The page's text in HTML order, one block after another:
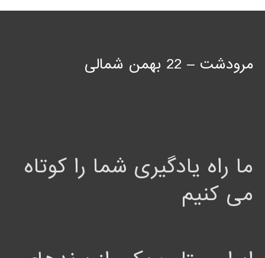
مرودشت – 22 بهمن شمالی
ما راه یادگیری شما را کوتاه
می کنیم